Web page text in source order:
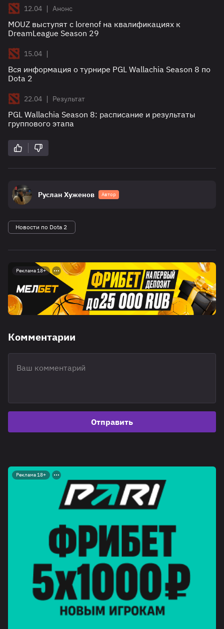
12.04 | Анонс
MOUZ выступят с lorenof на квалификациях к
DreamLeague Season 29
15.04 |
Вся информация о турнире PGL Wallachia Season 8 по
Dota 2
22.04 | Результат
PGL Wallachia Season 8: расписание и результаты
группового этапа
Руслан Хуженов Автор
Новости по Dota 2
Реклама 18+
Комментарии
Отправить
Реклама 18+